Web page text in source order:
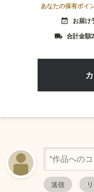
あなたの保有ポイ
event_available お届け
local_shipping 合計金額